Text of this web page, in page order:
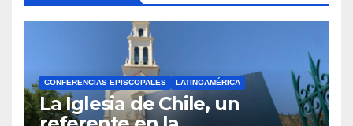
CONFERENCIAS EPISCOPALES LATINOAMÉRICA
La Iglesia de Chile, un